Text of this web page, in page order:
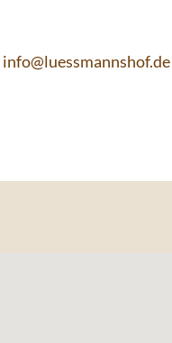
info@luessmannshof.de